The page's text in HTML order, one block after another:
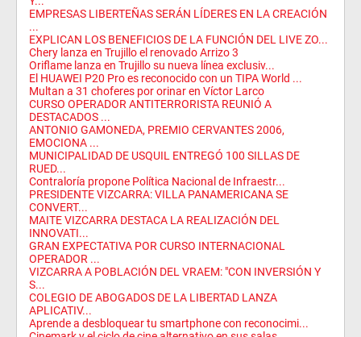
EMPRESAS LIBERTEÑAS SERÁN LÍDERES EN LA CREACIÓN
...
EXPLICAN LOS BENEFICIOS DE LA FUNCIÓN DEL LIVE ZO...
Chery lanza en Trujillo el renovado Arrizo 3
Oriflame lanza en Trujillo su nueva línea exclusiv...
El HUAWEI P20 Pro es reconocido con un TIPA World ...
Multan a 31 choferes por orinar en Víctor Larco
CURSO OPERADOR ANTITERRORISTA REUNIÓ A
DESTACADOS ...
ANTONIO GAMONEDA, PREMIO CERVANTES 2006,
EMOCIONA ...
MUNICIPALIDAD DE USQUIL ENTREGÓ 100 SILLAS DE
RUED...
Contraloría propone Política Nacional de Infraestr...
PRESIDENTE VIZCARRA: VILLA PANAMERICANA SE
CONVERT...
MAITE VIZCARRA DESTACA LA REALIZACIÓN DEL
INNOVATI...
GRAN EXPECTATIVA POR CURSO INTERNACIONAL
OPERADOR ...
VIZCARRA A POBLACIÓN DEL VRAEM: "CON INVERSIÓN Y
S...
COLEGIO DE ABOGADOS DE LA LIBERTAD LANZA
APLICATIV...
Aprende a desbloquear tu smartphone con reconocimi...